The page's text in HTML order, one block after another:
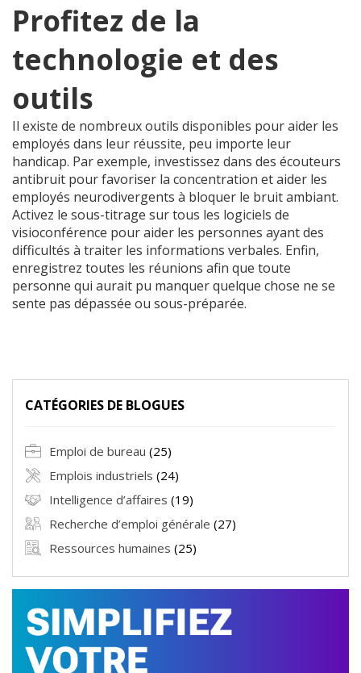
Profitez de la
technologie et des
outils
Il existe de nombreux outils disponibles pour aider les
employés dans leur réussite, peu importe leur
handicap. Par exemple, investissez dans des écouteurs
antibruit pour favoriser la concentration et aider les
employés neurodivergents à bloquer le bruit ambiant.
Activez le sous-titrage sur tous les logiciels de
visioconférence pour aider les personnes ayant des
difficultés à traiter les informations verbales. Enfin,
enregistrez toutes les réunions afin que toute
personne qui aurait pu manquer quelque chose ne se
sente pas dépassée ou sous-préparée.
CATÉGORIES DE BLOGUES
Emploi de bureau (25)
Emplois industriels (24)
Intelligence d’affaires (19)
Recherche d’emploi générale (27)
Ressources humaines (25)